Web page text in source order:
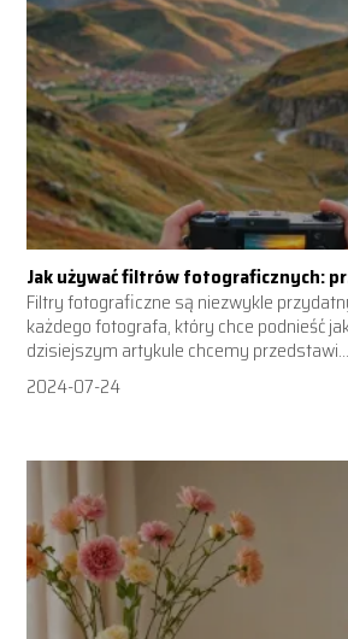
Jak używać filtrów fotograficznych:
Filtry fotograficzne są niezwykle
każdego fotografa, który chce podnieść
dzisiejszym artykule chcemy przedstawi...
2024-07-24